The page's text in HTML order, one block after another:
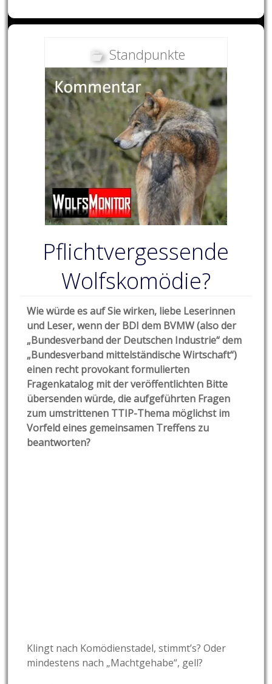
Standpunkte
Pflichtvergessende
Wolfskomödie?
Wie würde es auf Sie wirken, liebe Leserinnen
und Leser, wenn der BDI dem BVMW (also der
„Bundesverband der Deutschen Industrie“ dem
„Bundesverband mittelständische Wirtschaft“)
einen recht provokant formulierten
Fragenkatalog mit der veröffentlichten Bitte
übersenden würde, die aufgeführten Fragen
zum umstrittenen TTIP-Thema möglichst im
Vorfeld eines gemeinsamen Treffens zu
beantworten?
Klingt nach Komödienstadel, stimmt’s? Oder
mindestens nach „Machtgehabe“, gell?